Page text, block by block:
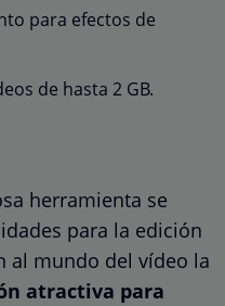
para efectos de
de hasta 2 GB.
herramienta se
para la edición
al mundo del vídeo la
atractiva para